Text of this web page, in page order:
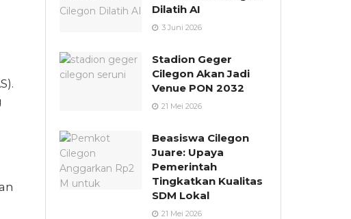
Dilatih AI
3 Juni 2026
Stadion Geger
Cilegon Akan Jadi
Venue PON 2032
21 Mei 2026
Beasiswa Cilegon
Juare: Upaya
Pemerintah
Tingkatkan Kualitas
SDM Lokal
21 Mei 2026